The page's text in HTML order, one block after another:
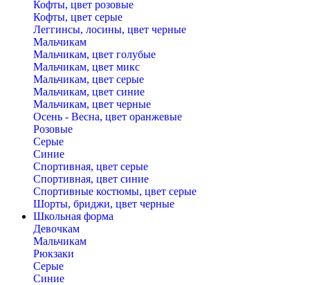
Кофты, цвет розовые
Кофты, цвет серые
Леггинсы, лосины, цвет черные
Мальчикам
Мальчикам, цвет голубые
Мальчикам, цвет микс
Мальчикам, цвет серые
Мальчикам, цвет синие
Мальчикам, цвет черные
Осень - Весна, цвет оранжевые
Розовые
Серые
Синие
Спортивная, цвет серые
Спортивная, цвет синие
Спортивные костюмы, цвет серые
Шорты, бриджи, цвет черные
Школьная форма
Девочкам
Мальчикам
Рюкзаки
Серые
Синие